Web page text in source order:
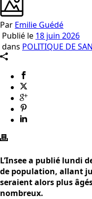
Par Emilie Guédé
Publié le 18 juin 2026
dans POLITIQUE DE
L’Insee a publié lundi
de population, allant
seraient alors plus
nombreux.